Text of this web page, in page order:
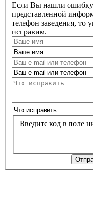
Если Вы нашли ошибку
представленной
телефон заведения, то
исправим.
Введите код в поле